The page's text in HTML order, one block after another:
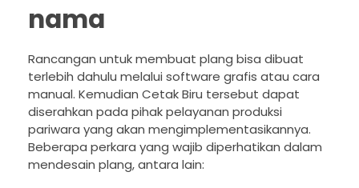
nama
Rancangan untuk membuat plang bisa dibuat
terlebih dahulu melalui software grafis atau cara
manual. Kemudian Cetak Biru tersebut dapat
diserahkan pada pihak pelayanan produksi
pariwara yang akan mengimplementasikannya.
Beberapa perkara yang wajib diperhatikan dalam
mendesain plang, antara lain: